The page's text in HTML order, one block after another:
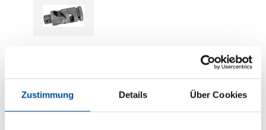
Zustimmung Details Über Cookies
ONLINE KAUFEN